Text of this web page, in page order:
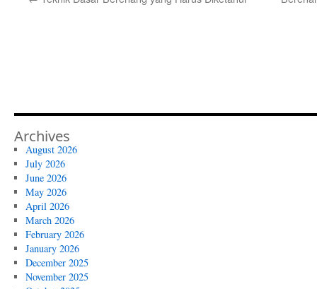
Archives
August 2026
July 2026
June 2026
May 2026
April 2026
March 2026
February 2026
January 2026
December 2025
November 2025